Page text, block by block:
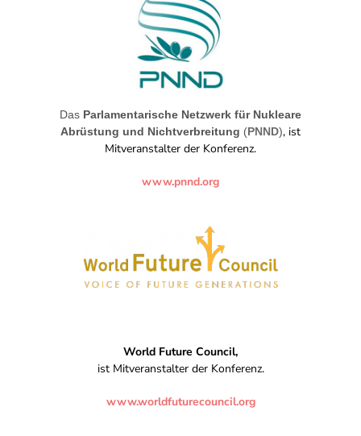
Das Parlamentarische Netzwerk für Nukleare
Abrüstung und Nichtverbreitung (PNND), ist
Mitveranstalter der Konferenz.
www.pnnd.org
World Future Council,
ist Mitveranstalter der Konferenz.
www.worldfuturecouncil.org